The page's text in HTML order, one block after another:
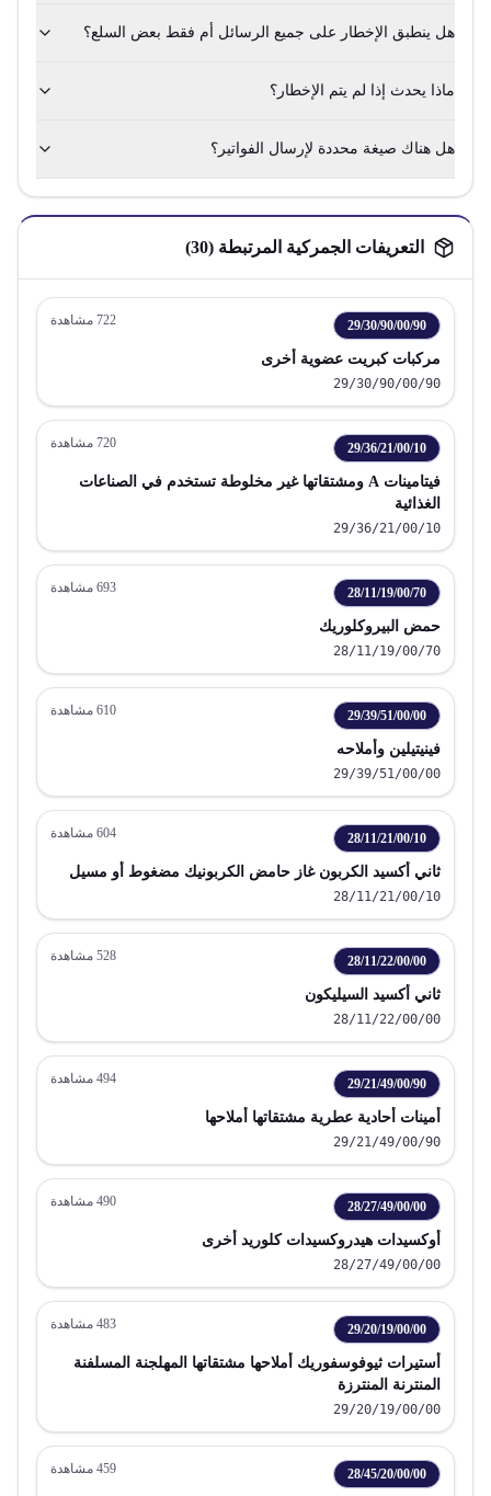
هل ينطبق الإخطار على جميع الرسائل أم فقط بعض السلع؟
ماذا يحدث إذا لم يتم الإخطار؟
هل هناك صيغة محددة لإرسال الفواتير؟
التعريفات الجمركية المرتبطة (30
)
29/30/90/00/90
722 مشاهدة
مركبات كبريت عضوية أخرى
29/30/90/00/90
29/36/21/00/10
720 مشاهدة
فيتامينات A ومشتقاتها غير مخلوطة تستخدم في الصناعات
الغذائية
29/36/21/00/10
28/11/19/00/70
693 مشاهدة
حمض البيروكلوريك
28/11/19/00/70
29/39/51/00/00
610 مشاهدة
فينيتيلين وأملاحه
29/39/51/00/00
28/11/21/00/10
604 مشاهدة
ثاني أكسيد الكربون غاز حامض الكربونيك مضغوط أو مسيل
28/11/21/00/10
28/11/22/00/00
528 مشاهدة
ثاني أكسيد السيليكون
28/11/22/00/00
29/21/49/00/90
494 مشاهدة
أمينات أحادية عطرية مشتقاتها أملاحها
29/21/49/00/90
28/27/49/00/00
490 مشاهدة
أوكسيدات هيدروكسيدات كلوريد أخرى
28/27/49/00/00
29/20/19/00/00
483 مشاهدة
أستيرات ثيوفوسفوريك أملاحها مشتقاتها المهلجنة المسلفنة
المنترنة المنترزة
29/20/19/00/00
28/45/20/00/00
459 مشاهدة